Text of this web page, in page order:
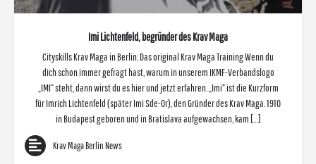
Imi Lichtenfeld, begründer des Krav Maga
Cityskills Krav Maga in Berlin: Das original Krav Maga Training Wenn du
dich schon immer gefragt hast, warum in unserem IKMF-Verbandslogo
„IMI“ steht, dann wirst du es hier und jetzt erfahren. „Imi“ ist die Kurzform
für Imrich Lichtenfeld (später Imi Sde-Or), den Gründer des Krav Maga. 1910
in Budapest geboren und in Bratislava aufgewachsen, kam […]
Krav Maga Berlin News